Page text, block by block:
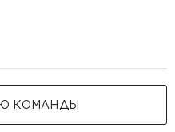
КОМАНДЫ